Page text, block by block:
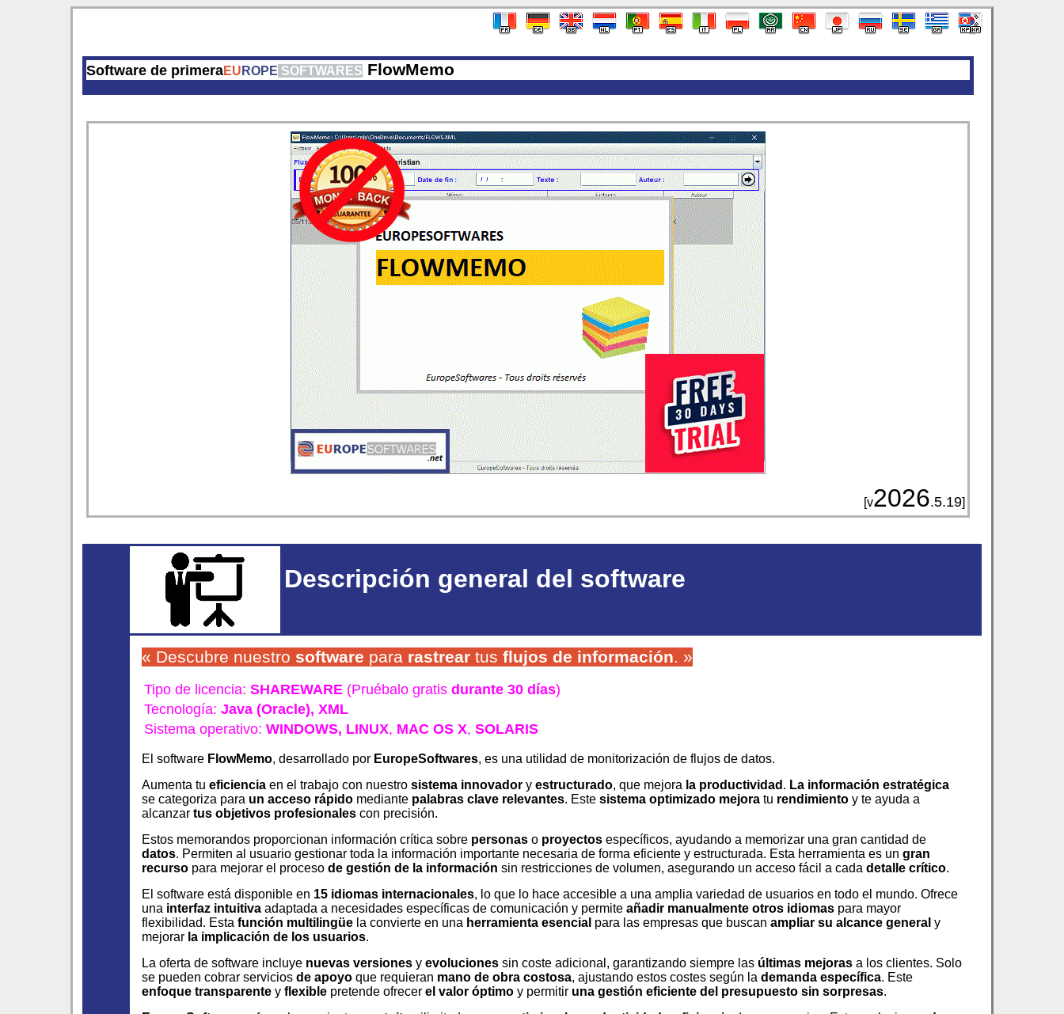
Software de primeraEU ROPE SOFTWARES FlowMemo
[v2026.5.19]
Descripción general del software
« Descubre nuestro software para rastrear tus flujos de información. »
Tipo de licencia: SHAREWARE (Pruébalo gratis durante 30 días)
Tecnología: Java (Oracle), XML
Sistema operativo: WINDOWS, LINUX, MAC OS X, SOLARIS
El software FlowMemo, desarrollado por EuropeSoftwares, es una utilidad de monitorización de flujos de datos.
Aumenta tu eficiencia en el trabajo con nuestro sistema innovador y estructurado, que mejora la productividad . La información estratégica
se categoriza para un acceso rápido mediante palabras clave relevantes. Este sistema optimizado mejora tu rendimiento y te ayuda a
alcanzar tus objetivos profesionales con precisión.
Estos memorandos proporcionan información crítica sobre personas o proyectos específicos, ayudando a memorizar una gran cantidad de
datos. Permiten al usuario gestionar toda la información importante necesaria de forma eficiente y estructurada. Esta herramienta es un gran
recurso para mejorar el proceso de gestión de la información sin restricciones de volumen, asegurando un acceso fácil a cada detalle crítico.
El software está disponible en 15 idiomas internacionales, lo que lo hace accesible a una amplia variedad de usuarios en todo el mundo. Ofrece
una interfaz intuitiva adaptada a necesidades específicas de comunicación y permite añadir manualmente otros idiomas para mayor
flexibilidad. Esta función multilingüe la convierte en una herramienta esencial para las empresas que buscan ampliar su alcance general y
mejorar la implicación de los usuarios.
La oferta de software incluye nuevas versiones y evoluciones sin coste adicional, garantizando siempre las últimas mejoras a los clientes. Solo
se pueden cobrar servicios de apoyo que requieran mano de obra costosa, ajustando estos costes según la demanda específica. Este
enfoque transparente y flexible pretende ofrecer el valor óptimo y permitir una gestión eficiente del presupuesto sin sorpresas.